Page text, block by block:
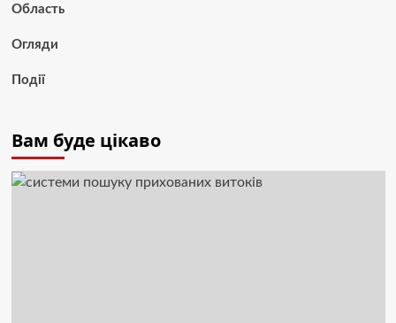
Область
Огляди
Події
Вам буде цікаво